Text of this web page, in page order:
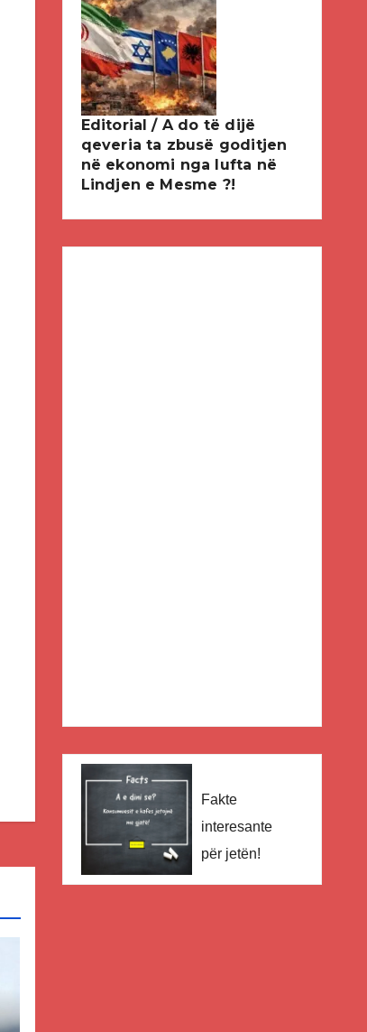
Editorial / A do të dijë
qeveria ta zbusë goditjen
në ekonomi nga lufta në
Lindjen e Mesme ?!
Fakte
interesante
për jetën!